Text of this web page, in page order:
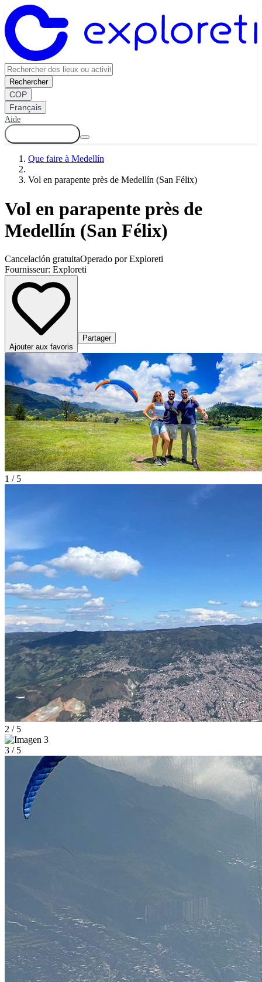
Rechercher
COP
Français
Aide
Que faire à Medellín
Vol en parapente près de Medellín (San Félix)
Vol en parapente près de
Medellín (San Félix)
Cancelación gratuitaOperado por Exploreti
Fournisseur: Exploreti
Ajouter aux favoris
Partager
1 / 5
2 / 5
3 / 5